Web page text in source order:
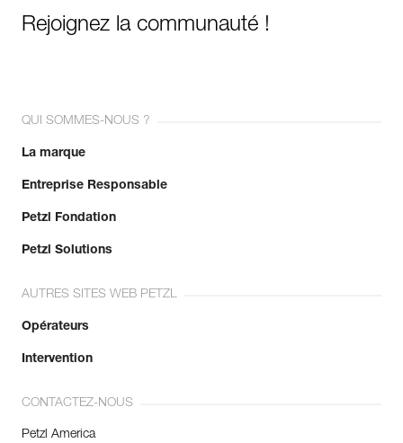
Rejoignez la communauté !
QUI SOMMES-NOUS ?
La marque
Entreprise Responsable
Petzl Fondation
Petzl Solutions
AUTRES SITES WEB PETZL
Opérateurs
Intervention
CONTACTEZ-NOUS
Petzl America